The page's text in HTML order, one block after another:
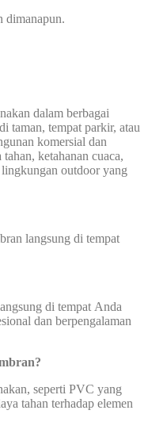
dimanapun.
dalam berbagai
taman, tempat parkir, atau
komersial dan
ketahanan cuaca,
outdoor yang
langsung di tempat
di tempat Anda
dan berpengalaman
seperti PVC yang
tahan terhadap elemen